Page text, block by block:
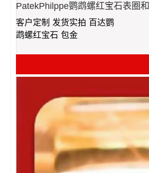
PatekPhilppe鹦鹉螺红宝石表圈
客户定制 发货实拍 百达鹦
鹉螺红宝石 包金